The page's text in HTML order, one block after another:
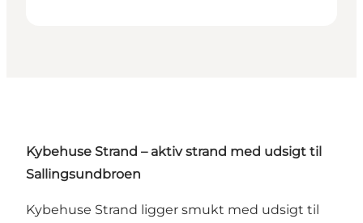
Kybehuse Strand – aktiv strand med udsigt til
Sallingsundbroen
Kybehuse Strand ligger smukt med udsigt til